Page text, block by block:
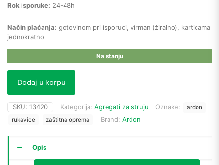
Rok isporuke: 24-48h
Način plaćanja: gotovinom pri isporuci, virman (žiralno), karticama
jednokratno
Na stanju
Dodaj u korpu
SKU: 13420 Kategorija: Agregati za struju Oznake:
ardon
rukavice
zaštitna oprema Brand: Ardon
Opis